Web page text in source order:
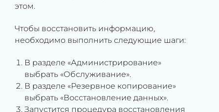
этом.
Чтобы восстановить информацию,
необходимо выполнить следующие шаги:
В разделе «Администрирование»
выбрать «Обслуживание».
В разделе «Резервное копирование»
выбрать «Восстановление данных».
Запустится процедура восстановления